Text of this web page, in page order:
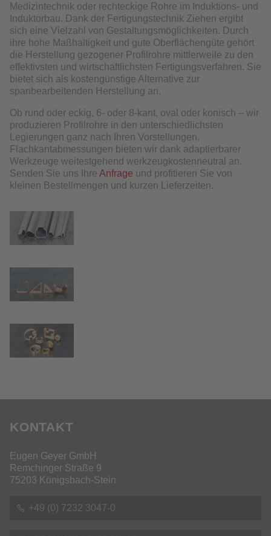
SERVICE
NEWS
KARRIERE
KONTAKT
DOWNLOAD
Medizintechnik oder rechteckige Rohre im Induktions- und
Induktorbau. Dank der Fertigungstechnik Ziehen ergibt
sich eine Vielzahl von Gestaltungsmöglichkeiten. Durch
ihre hohe Maßhaltigkeit und gute Oberflächengüte gehört
die Herstellung gezogener Profilrohre mittlerweile zu den
effektivsten und wirtschaftlichsten Fertigungsverfahren. Sie
bietet sich als kostengünstige Alternative zur
spanbearbeitenden Herstellung an.
Ob rund oder eckig, 6- oder 8-kant, oval oder konisch – wir
produzieren Profilrohre in den unterschiedlichsten
Legierungen ganz nach Ihren Vorstellungen.
Flachkantabmessungen bieten wir dank adaptierbarer
Werkzeuge weitestgehend werkzeugkostenneutral an.
Senden Sie uns Ihre Anfrage und profitieren Sie von
kleinen Bestellmengen und kurzen Lieferzeiten.
KONTAKT
Eugen Geyer GmbH
Remchinger Straße 9
75203 Königsbach-Stein
+49 (0) 7232 3047-0